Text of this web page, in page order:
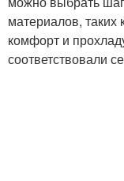
материалов, таких
комфорт и
соответствовали